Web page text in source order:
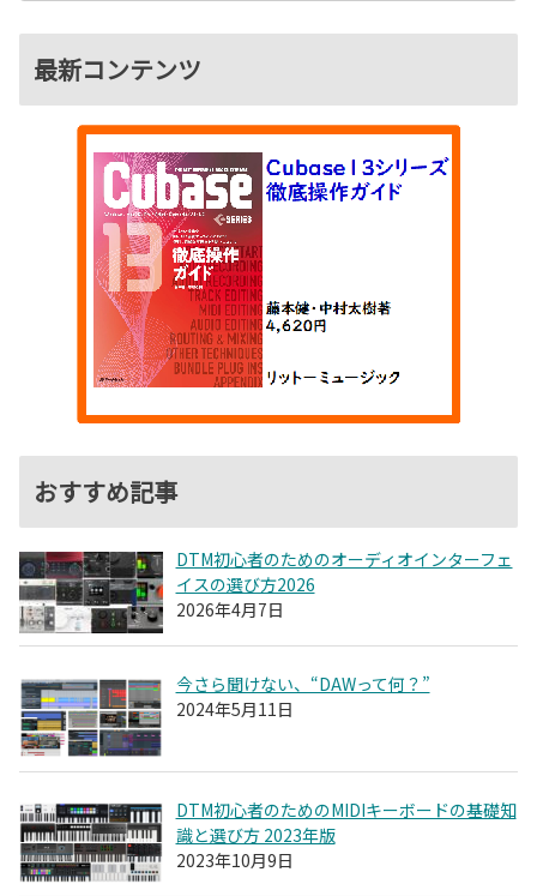
最新コンテンツ
おすすめ記事
DTM初心者のためのオーディオインターフェ
イスの選び方2026
2026年4月7日
今さら聞けない、“DAWって何？”
2024年5月11日
DTM初心者のためのMIDIキーボードの基礎知
識と選び方 2023年版
2023年10月9日